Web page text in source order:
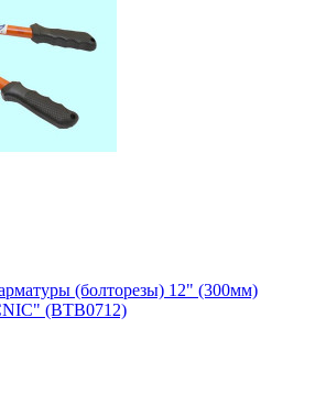
(болторезы) 12" (300мм)
(BТB0712)